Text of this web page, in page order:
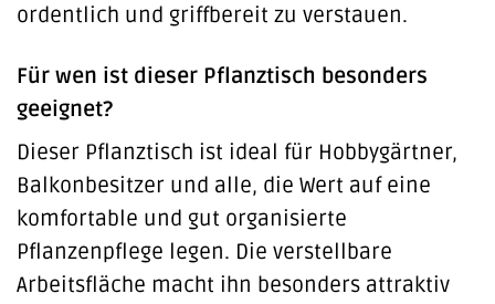
ordentlich und griffbereit zu verstauen.
Für wen ist dieser Pflanztisch besonders
geeignet?
Dieser Pflanztisch ist ideal für Hobbygärtner,
Balkonbesitzer und alle, die Wert auf eine
komfortable und gut organisierte
Pflanzenpflege legen. Die verstellbare
Arbeitsfläche macht ihn besonders attraktiv